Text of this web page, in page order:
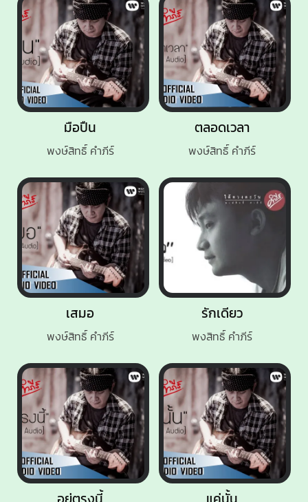
เสมอ
พงษ์สิทธิ์ คำภีร์
มือปืน
พงษ์สิทธิ์ คำภีร์
รักเดียว
พงสิทธิ์ คำภีร์
ตลอดเวลา
พงษ์สิทธิ์ คำภีร์